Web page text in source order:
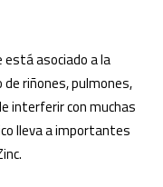
asociado a la
riñones, pulmones,
interferir con muchas
lleva a importantes